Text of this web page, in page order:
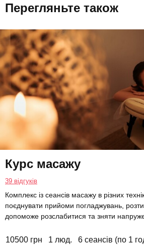
Перегляньте також
Курс масажу
39 відгуків
Комплекс із сеансів масажу в різних
поєднувати прийоми погладжувань,
допоможе розслабитися та зняти
10500 грн 1 люд. 6 сеансів (по 1